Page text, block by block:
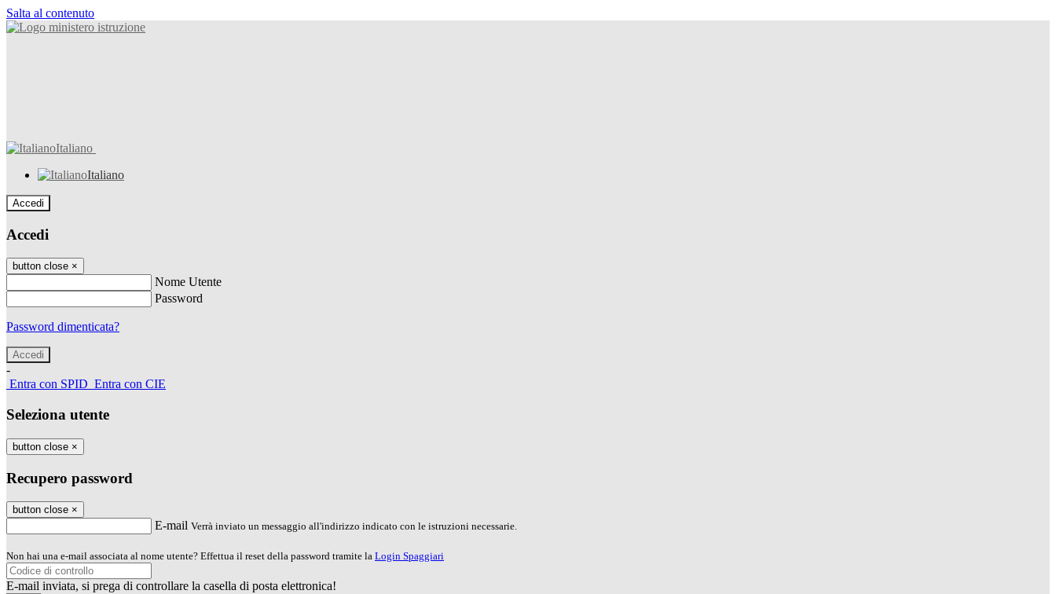
Salta al contenuto
Italiano
Italiano
Accedi
Accedi
button close ×
Nome Utente
Password
Password dimenticata?
-
Entra con SPID Entra con CIE
Seleziona utente
button close ×
Recupero password
button close ×
E-mail Verrà inviato un messaggio all'indirizzo indicato con le istruzioni necessarie.
Non hai una e-mail associata al nome utente? Effettua il reset della password tramite la Login Spaggiari
E-mail inviata, si prega di controllare la casella di posta elettronica!